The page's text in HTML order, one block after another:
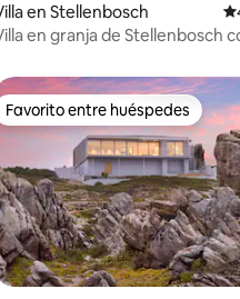
4.92 de 5, 125 reseñas
en Stellenbosch
en granja de Stellenbosch
Favorito entre huéspedes
Favorito entre huéspedes